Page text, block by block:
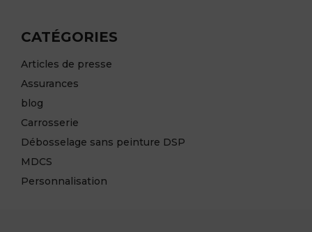
CATÉGORIES
Articles de presse
Assurances
blog
Carrosserie
Débosselage sans peinture DSP
MDCS
Personnalisation